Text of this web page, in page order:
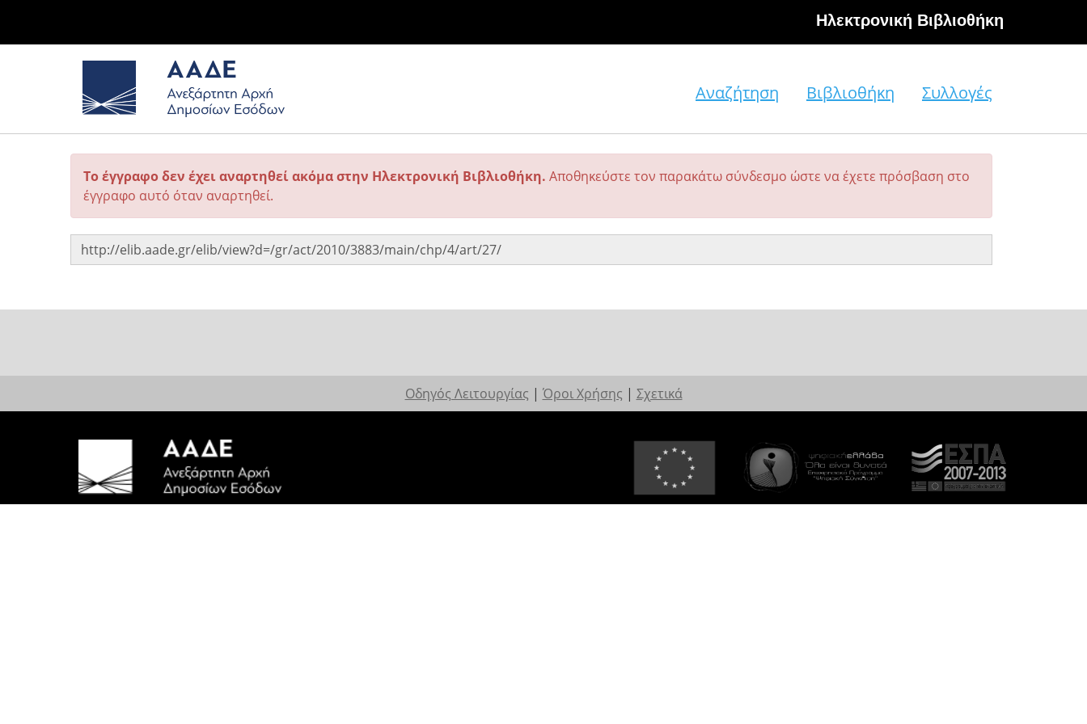
Hλεκτρονική Βιβλιοθήκη
Αναζήτηση Βιβλιοθήκη Συλλογές
Το έγγραφο δεν έχει αναρτηθεί ακόμα στην Ηλεκτρονική Βιβλιοθήκη. Αποθηκεύστε τον παρακάτω σύνδεσμο ώστε να έχετε πρόσβαση στο
έγγραφο αυτό όταν αναρτηθεί.
Οδηγός Λειτουργίας | Όροι Χρήσης | Σχετικά